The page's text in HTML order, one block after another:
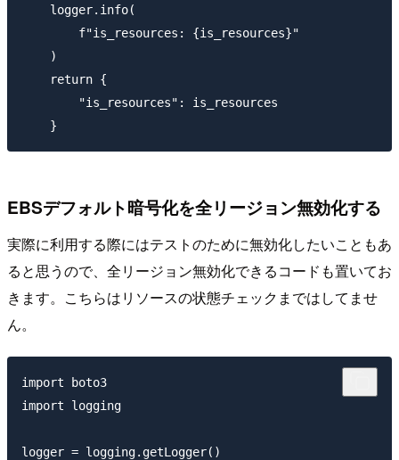
    logger.info(
        f"is_resources: {is_resources}"
    )
    return {
        "is_resources": is_resources
EBSデフォルト暗号化を全リージョン無効化する
実際に利用する際にはテストのために無効化したいこともあ
ると思うので、全リージョン無効化できるコードも置いてお
きます。こちらはリソースの状態チェックまではしてませ
ん。
import boto3
import logging
logger = logging.getLogger()